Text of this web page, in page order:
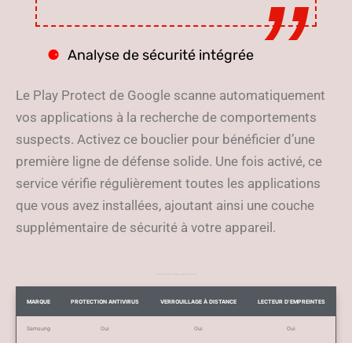
Analyse de sécurité intégrée
Le Play Protect de Google scanne automatiquement
vos applications à la recherche de comportements
suspects. Activez ce bouclier pour bénéficier d’une
première ligne de défense solide. Une fois activé, ce
service vérifie régulièrement toutes les applications
que vous avez installées, ajoutant ainsi une couche
supplémentaire de sécurité à votre appareil.
MARQUE PROTECTION ANTIVIRUS VERROUILLAGE À DISTANCE LECTEUR D’EMPREINTES
Samsung Oui Oui Oui